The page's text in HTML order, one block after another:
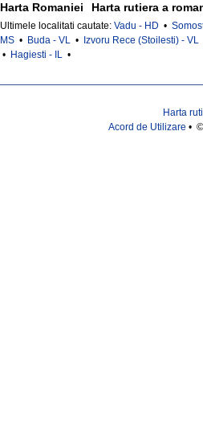
Harta Romaniei Harta rutiera a
Ultimele localitati cautate: Vadu - HD •
MS • Buda - VL • Izvoru Rece (Stoilesti) - VL
• Hagiesti - IL •
Harta
Acord de Utilizare •